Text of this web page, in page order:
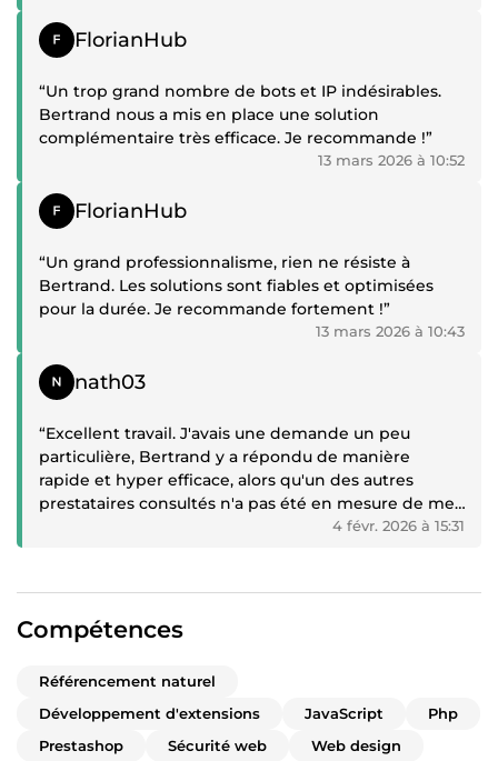
Témoignage positif
FlorianHub
“Un trop grand nombre de bots et IP indésirables.
Bertrand nous a mis en place une solution
complémentaire très efficace. Je recommande !”
13 mars 2026 à 10:52
Témoignage positif
FlorianHub
“Un grand professionnalisme, rien ne résiste à
Bertrand. Les solutions sont fiables et optimisées
pour la durée. Je recommande fortement !”
13 mars 2026 à 10:43
Témoignage positif
nath03
“Excellent travail. J'avais une demande un peu
particulière, Bertrand y a répondu de manière
rapide et hyper efficace, alors qu'un des autres
prestataires consultés n'a pas été en mesure de me
proposer une solution, tandis que l'autre me4 févr. 2026 à 15:31
Compétences
Référencement naturel
Développement d'extensions
JavaScript
Php
Prestashop
Sécurité web
Web design